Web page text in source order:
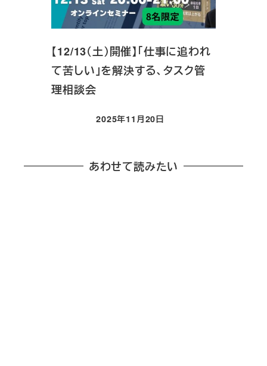
【12/13（土）開催】「仕事に追われ
て苦しい」を解決する、タスク管
理相談会
投稿日
2025年11月20日
あわせて読みたい